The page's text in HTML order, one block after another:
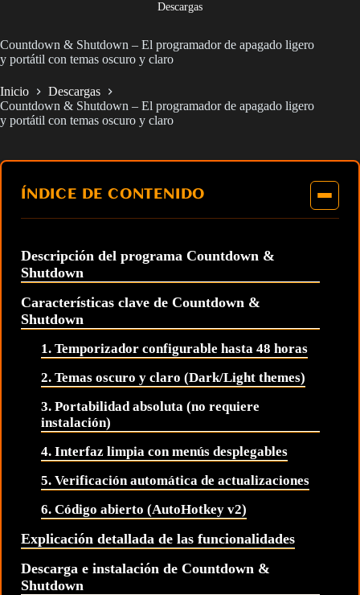
Descargas
Countdown & Shutdown – El programador de apagado ligero
y portátil con temas oscuro y claro
Inicio
Descargas
Countdown & Shutdown – El programador de apagado ligero
y portátil con temas oscuro y claro
ÍNDICE DE CONTENIDO
Descripción del programa Countdown &
Shutdown
Características clave de Countdown &
Shutdown
1. Temporizador configurable hasta 48 horas
2. Temas oscuro y claro (Dark/Light themes)
3. Portabilidad absoluta (no requiere
instalación)
4. Interfaz limpia con menús desplegables
5. Verificación automática de actualizaciones
6. Código abierto (AutoHotkey v2)
Explicación detallada de las funcionalidades
Descarga e instalación de Countdown &
Shutdown